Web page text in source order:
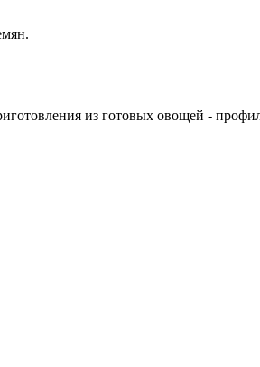
из готовых овощей -